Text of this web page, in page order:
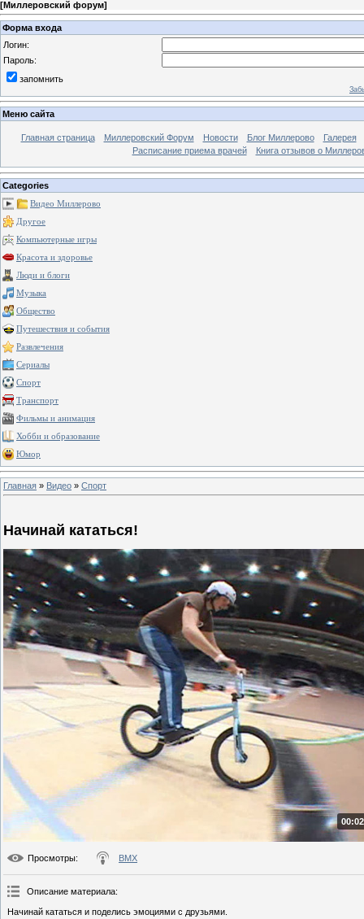
[Миллеровский форум]
Форма входа
Логин:
Пароль:
запомнить
Меню сайта
Главная страница Миллеровский Форум Новости Блог Миллерово
Галерея
Расписание приема врачей
Книга отзывов о
Categories
Видео Миллерово
Другое
Компьютерные игры
Красота и здоровье
Люди и блоги
Музыка
Общество
Путешествия и события
Развлечения
Сериалы
Спорт
Транспорт
Фильмы и анимация
Хобби и образование
Юмор
Главная » Видео » Спорт
Начинай кататься!
Просмотры: BMX
Описание материала:
Начинай кататься и поделись эмоциями с друзьями.